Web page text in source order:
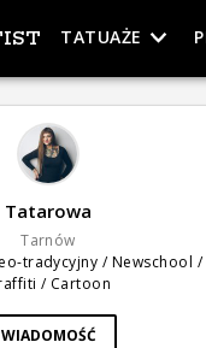
TATUAŻE
Tatarowa
Tarnów
tradycyjny / Newschool /
/ Cartoon
WIADOMOŚĆ